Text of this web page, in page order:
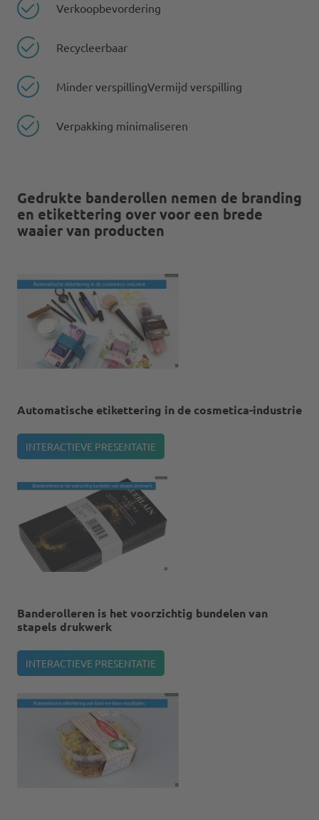
Verkoopbevordering
Recycleerbaar
Minder verspillingVermijd verspilling
Verpakking minimaliseren
Gedrukte banderollen nemen de branding
en etikettering over voor een brede
waaier van producten
Automatische etikettering in de cosmetica-industrie
INTERACTIEVE PRESENTATIE
Banderolleren is het voorzichtig bundelen van
stapels drukwerk
INTERACTIEVE PRESENTATIE